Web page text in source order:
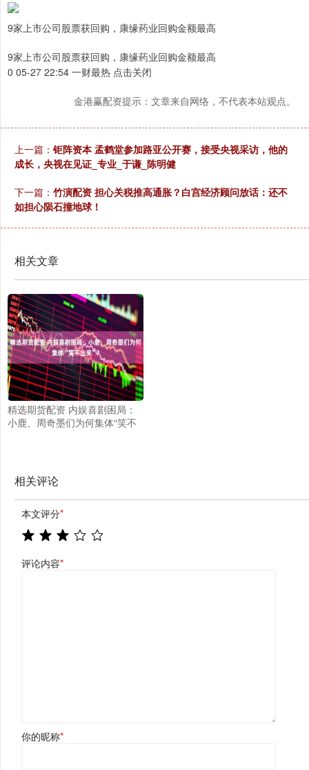
9家上市公司股票获回购，康缘药业回购金额最高
9家上市公司股票获回购，康缘药业回购金额最高
0 05-27 22:54 一财最热 点击关闭
金港赢配资提示：文章来自网络，不代表本站观点。
上一篇： 钜阵资本 孟鹤堂参加路亚公开赛，接受央视采访，他的
成长，央视在见证_专业_于谦_陈明健
下一篇： 竹演配资 担心关税推高通胀？白宫经济顾问放话：还不
如担心陨石撞地球！
相关文章
精选期货配资 内娱喜剧困局：
小鹿、周奇墨们为何集体“笑不
相关评论
本文评分*
评论内容*
你的昵称*